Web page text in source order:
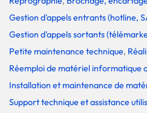
Gestion d'appels entrants (hotline,
Gestion d'appels sortants
Petite maintenance technique,
Réemploi de matériel informatique
Installation et maintenance de
Support technique et assistance